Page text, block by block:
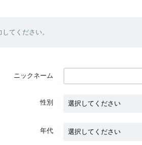
てください。
ニックネーム
性別
年代